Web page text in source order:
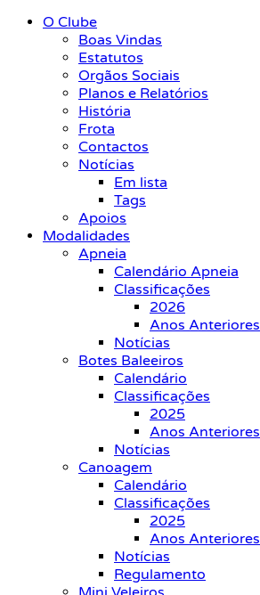
O Clube
Boas Vindas
Estatutos
Orgãos Sociais
Planos e Relatórios
História
Frota
Contactos
Notícias
Em lista
Tags
Apoios
Modalidades
Apneia
Calendário Apneia
Classificações
2026
Anos Anteriores
Notícias
Botes Baleeiros
Calendário
Classificações
2025
Anos Anteriores
Notícias
Canoagem
Calendário
Classificações
2025
Anos Anteriores
Notícias
Regulamento